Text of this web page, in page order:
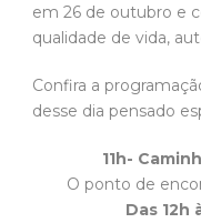
em 26 de outubro e
qualidade de vida,
Confira a
desse dia pensado
11h-
O ponto de
Das 12h